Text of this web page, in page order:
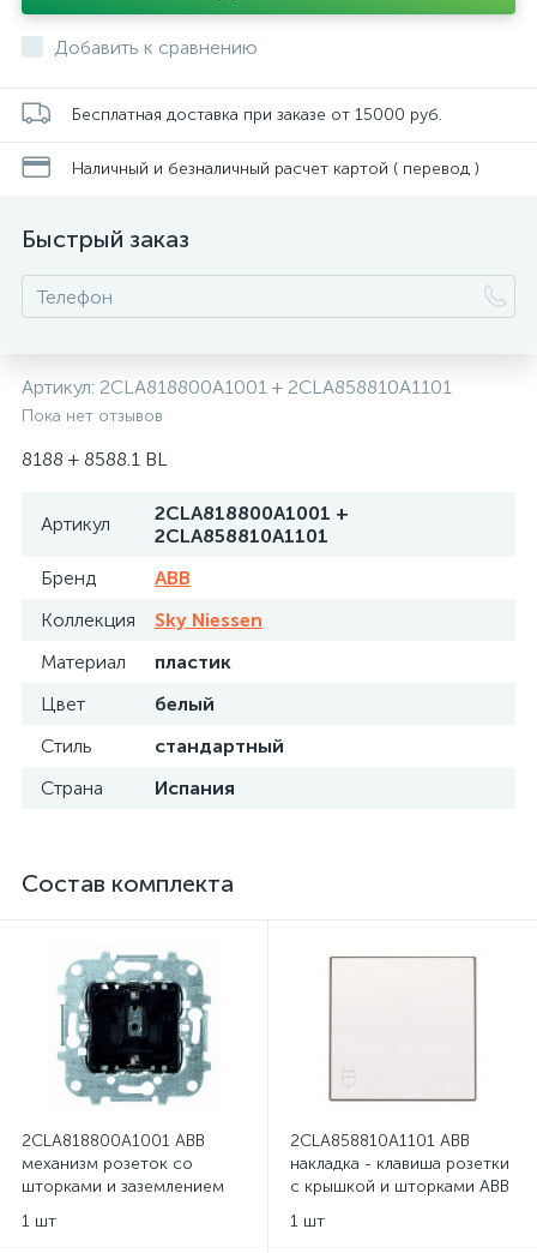
Добавить к сравнению
Бесплатная доставка при заказе от 15000 руб.
Наличный и безналичный расчет картой ( перевод )
Быстрый заказ
Артикул: 2CLA818800A1001 + 2CLA858810A1101
Пока нет отзывов
8188 + 8588.1 BL
Артикул
2CLA818800A1001 +
2CLA858810A1101
Бренд
ABB
Коллекция
Sky Niessen
Материал
пластик
Цвет
белый
Стиль
стандартный
Страна
Испания
Состав комплекта
2CLA818800A1001 ABB
механизм розеток со
шторками и заземлением
1 шт
2CLA858810A1101 ABB
накладка - клавиша розетки
с крышкой и шторками ABB
1 шт